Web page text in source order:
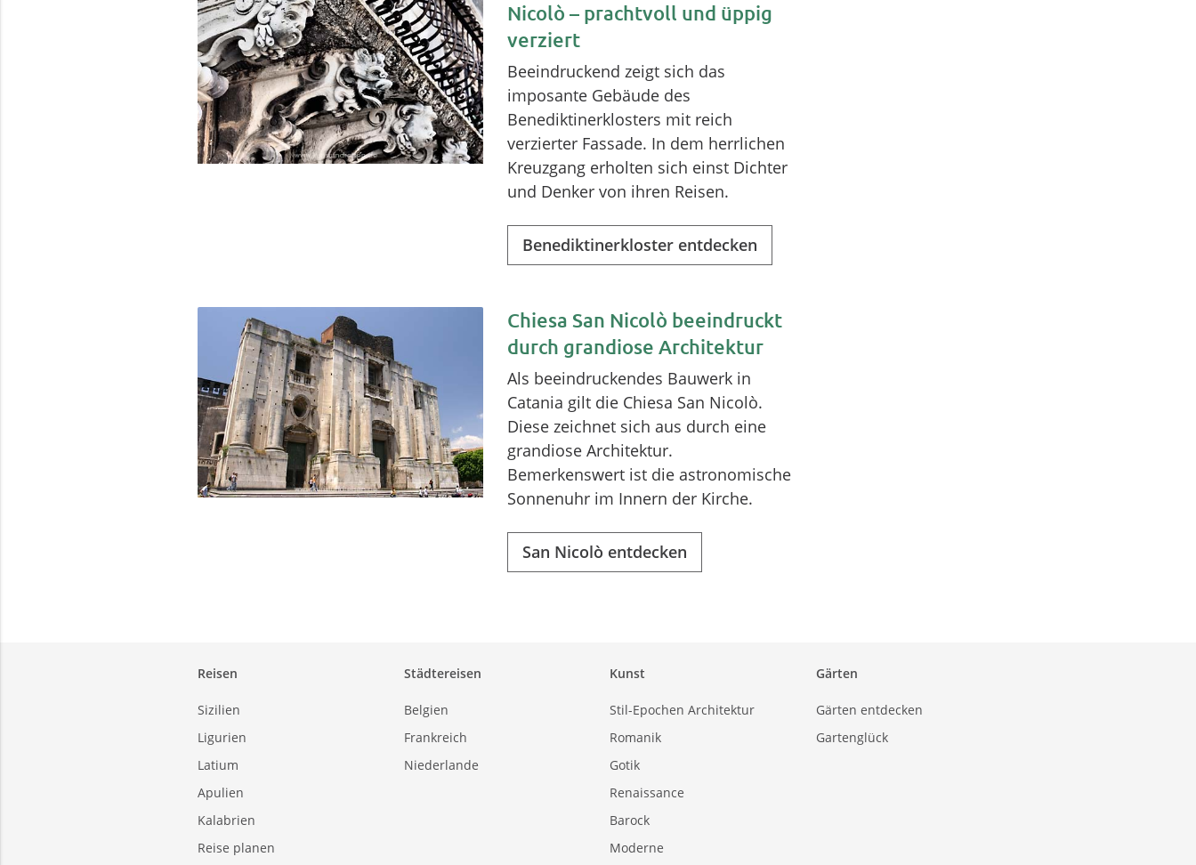
Nicolò – prachtvoll und üppig
verziert
Beeindruckend zeigt sich das
imposante Gebäude des
Benediktinerklosters mit reich
verzierter Fassade. In dem herrlichen
Kreuzgang erholten sich einst Dichter
und Denker von ihren Reisen.
Benediktinerkloster entdecken
Chiesa San Nicolò beeindruckt
durch grandiose Architektur
Als beeindruckendes Bauwerk in
Catania gilt die Chiesa San Nicolò.
Diese zeichnet sich aus durch eine
grandiose Architektur.
Bemerkenswert ist die astronomische
Sonnenuhr im Innern der Kirche.
San Nicolò entdecken
Reisen
Sizilien
Ligurien
Latium
Apulien
Kalabrien
Reise planen
Städtereisen
Belgien
Frankreich
Niederlande
Kunst
Stil-Epochen Architektur
Romanik
Gotik
Renaissance
Barock
Moderne
Gärten
Gärten entdecken
Gartenglück